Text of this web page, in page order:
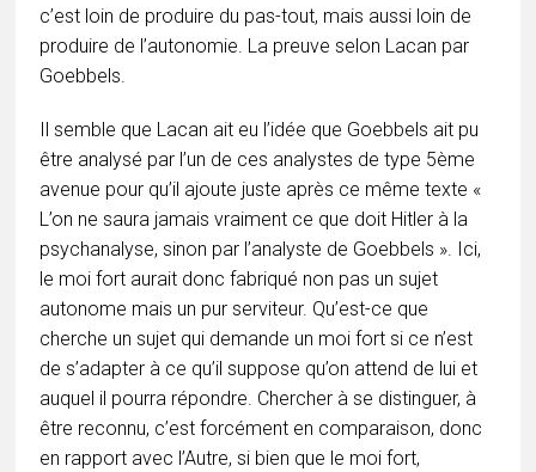
c’est loin de produire du pas-tout, mais aussi loin de
produire de l’autonomie. La preuve selon Lacan par
Goebbels.
Il semble que Lacan ait eu l’idée que Goebbels ait pu
être analysé par l’un de ces analystes de type 5ème
avenue pour qu’il ajoute juste après ce même texte «
L’on ne saura jamais vraiment ce que doit Hitler à la
psychanalyse, sinon par l’analyste de Goebbels ». Ici,
le moi fort aurait donc fabriqué non pas un sujet
autonome mais un pur serviteur. Qu’est-ce que
cherche un sujet qui demande un moi fort si ce n’est
de s’adapter à ce qu’il suppose qu’on attend de lui et
auquel il pourra répondre. Chercher à se distinguer, à
être reconnu, c’est forcément en comparaison, donc
en rapport avec l’Autre, si bien que le moi fort,